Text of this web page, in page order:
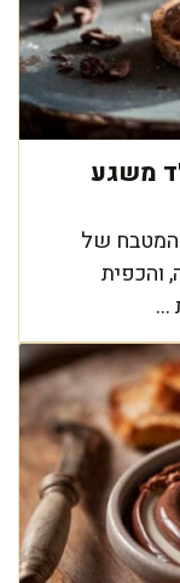
משגע
של
והכפית
...